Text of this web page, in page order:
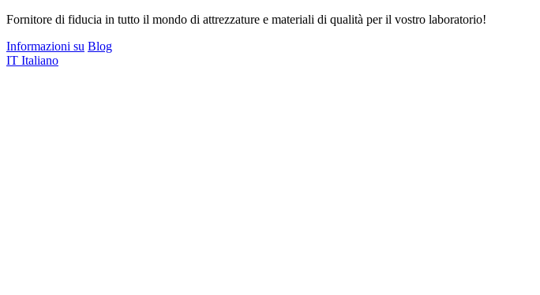
Fornitore di fiducia in tutto il mondo di attrezzature e materiali di qualità per il vostro laboratorio!
Informazioni su Blog
IT Italiano